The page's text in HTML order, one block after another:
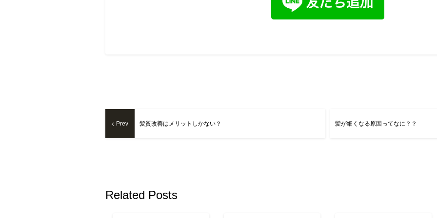
Prev 髪質改善はメリットしかない？ 髪が細くなる原因ってなに？？
Related Posts